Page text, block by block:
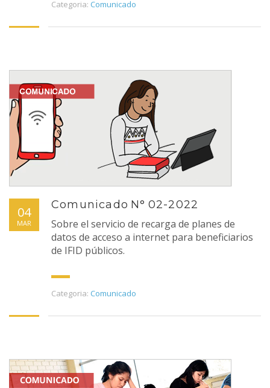
Categoria: Comunicado
04
MAR
Comunicado N° 02-2022
Sobre el servicio de recarga de planes de
datos de acceso a internet para beneficiarios
de IFID públicos.
Categoria: Comunicado